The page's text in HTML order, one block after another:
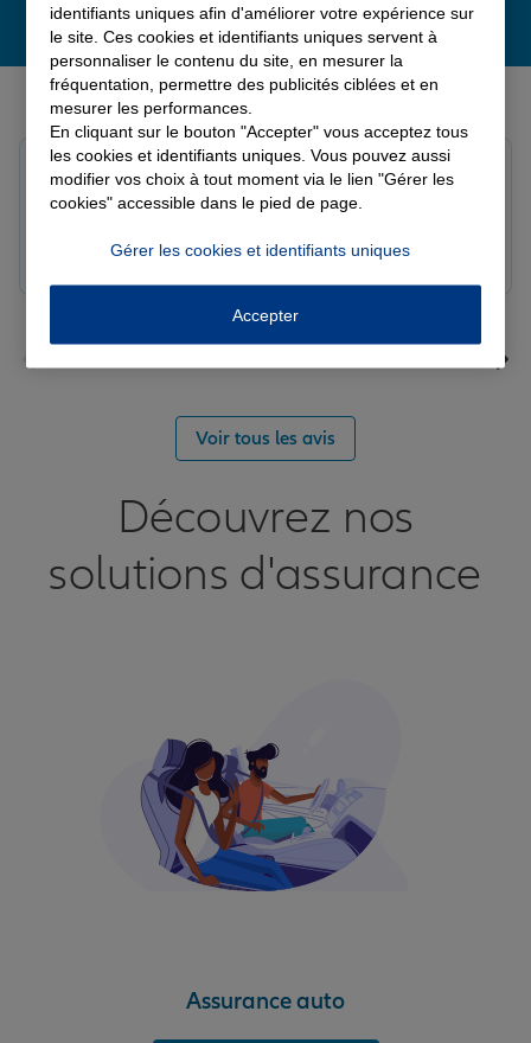
Derniers avis de nos agences Allianz
Note de 5 sur 5
Le 08/08/2026 - Agence PAVILLY
Louis M.
Voir tous les avis
Découvrez nos
solutions d'assurance
Assurance auto
identifiants uniques afin d'améliorer votre expérience sur
le site. Ces cookies et identifiants uniques servent à
personnaliser le contenu du site, en mesurer la
fréquentation, permettre des publicités ciblées et en
mesurer les performances.
En cliquant sur le bouton "Accepter" vous acceptez tous
les cookies et identifiants uniques. Vous pouvez aussi
modifier vos choix à tout moment via le lien "Gérer les
cookies" accessible dans le pied de page.
Gérer les cookies et identifiants uniques
Accepter